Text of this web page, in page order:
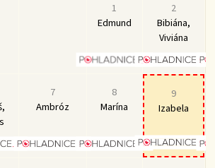
1
Edmund
2
Bibiána,
Viviána
7
Ambróz
8
Marína
9
Izabela